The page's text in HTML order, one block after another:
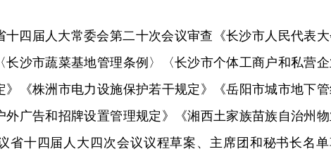
十四届人大常委会第二十次会议审查《长沙市人民代表
长沙市蔬菜基地管理条例〉〈长沙市个体工商户和私营
》《株洲市电力设施保护若干规定》《岳阳市城市地下
外广告和招牌设置管理规定》《湘西土家族苗族自治州
省十四届人大四次会议议程草案、主席团和秘书长名